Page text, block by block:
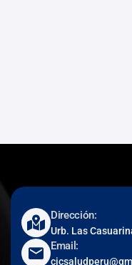
Dirección:
Urb. Las
Email: